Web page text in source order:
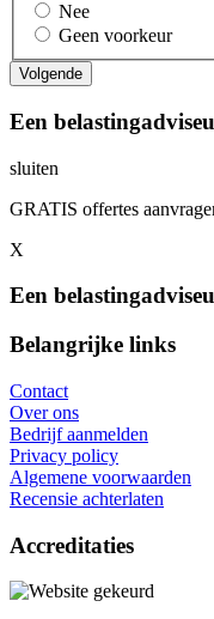
Nee
Geen voorkeur
Een
sluiten
GRATIS offertes
X
Een
Belangrijke links
Contact
Over ons
Bedrijf aanmelden
Privacy policy
Algemene voorwaarden
Recensie achterlaten
Accreditaties